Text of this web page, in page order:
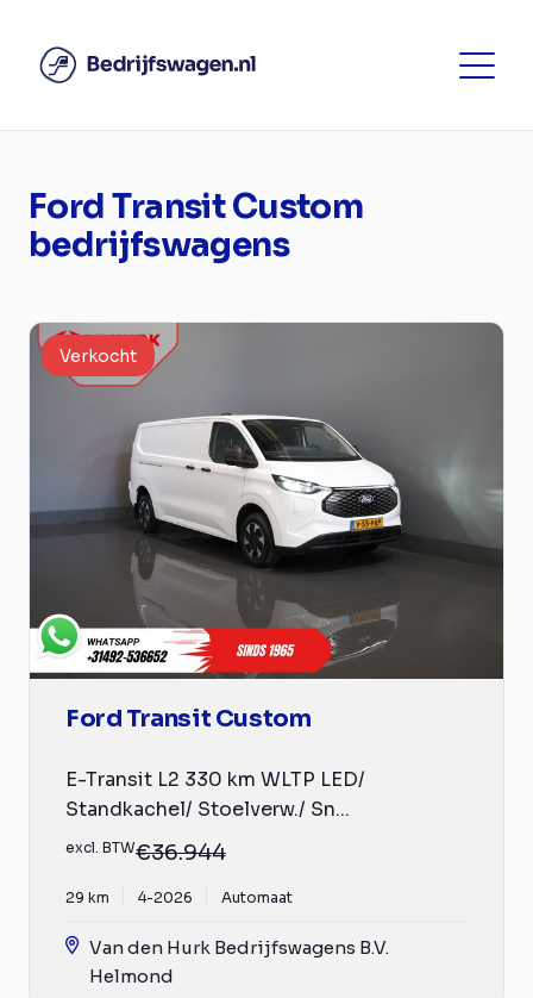
Ford Transit Custom
bedrijfswagens
Verkocht
Ford Transit Custom
E-Transit L2 330 km WLTP LED/
Standkachel/ Stoelverw./ Sn...
excl. BTW€36.944
29 km 4-2026 Automaat
Van den Hurk Bedrijfswagens B.V.
Helmond